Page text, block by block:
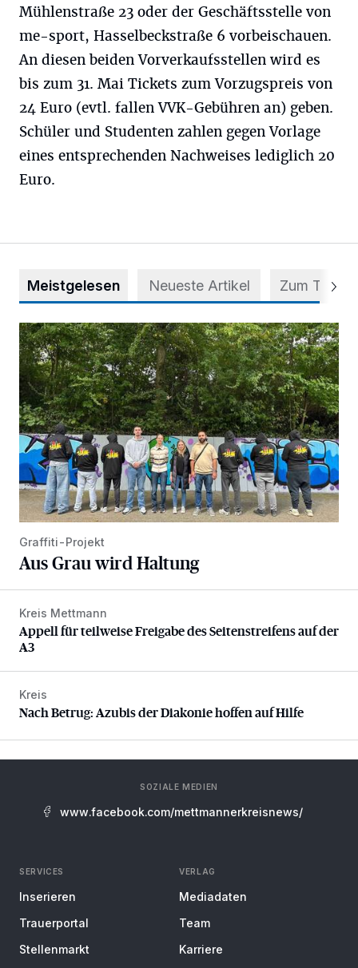
Mühlenstraße 23 oder der Geschäftsstelle von
me-sport, Hasselbeckstraße 6 vorbeischauen.
An diesen beiden Vorverkaufsstellen wird es
bis zum 31. Mai Tickets zum Vorzugspreis von
24 Euro (evtl. fallen VVK-Gebühren an) geben.
Schüler und Studenten zahlen gegen Vorlage
eines entsprechenden Nachweises lediglich 20
Euro.
Meistgelesen Neueste Artikel Zum Thema
Aus Grau wird Haltung
Graffiti-Projekt
Aus Grau wird Haltung
Appell für teilweise Freigabe des Seitenstreifens auf der A3
Kreis Mettmann
Appell für teilweise Freigabe des Seitenstreifens auf der
A3
Nach Betrug: Azubis der Diakonie hoffen auf Hilfe
Kreis
Nach Betrug: Azubis der Diakonie hoffen auf Hilfe
SOZIALE MEDIEN
www.facebook.com/mettmannerkreisnews/
SERVICES
Inserieren
Trauerportal
Stellenmarkt
VERLAG
Mediadaten
Team
Karriere